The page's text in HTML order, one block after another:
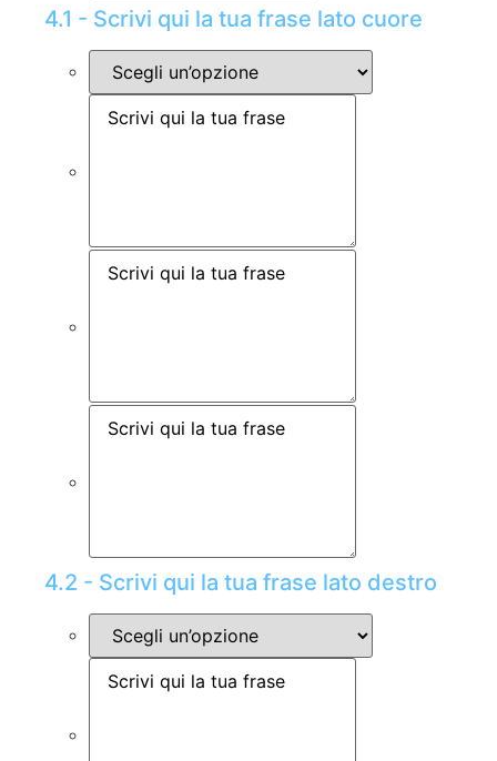
4.1 - Scrivi qui la tua frase lato cuore
4.2 - Scrivi qui la tua frase lato destro